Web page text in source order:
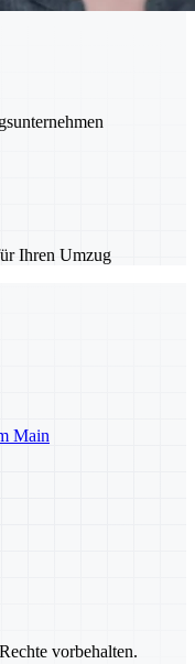
Ihren Umzug
Main
vorbehalten.